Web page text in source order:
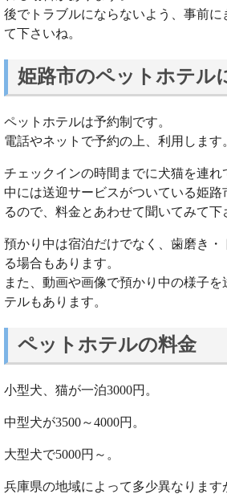
後でトラブルにならないよう、事前に
て下さいね。
姫路市のペットホテル
ペットホテルは予約制です。
電話やネットで予約の上、利用します
チェックインの時間までに犬猫を連れ
中には送迎サービスがついている姫路
るので、料金とあわせて聞いてみて下
預かり中は宿泊だけでなく、歯磨き・
る場合もあります。
また、動画や画像で預かり中の様子
テルもあります。
ペットホテルの料金
小型犬、猫が一泊3000円。
中型犬が3500～4000円。
大型犬で5000円～。
兵庫県の地域によって多少異なります